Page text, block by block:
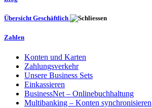
Übersicht Geschäftlich
Zahlen
Konten und Karten
Zahlungsverkehr
Unsere Business Sets
Einkassieren
BusinessNet – Onlinebuchhaltung
Multibanking – Konten synchronisieren